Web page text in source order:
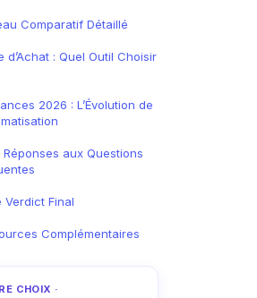
Comparatif Détaillé
d’Achat : Quel Outil Choisir
2026 : L’Évolution de
Réponses aux Questions
Verdict Final
Complémentaires
CHOIX ·